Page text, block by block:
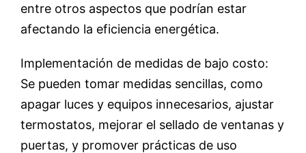
entre otros aspectos que podrían estar
afectando la eficiencia energética.
Implementación de medidas de bajo costo:
Se pueden tomar medidas sencillas, como
apagar luces y equipos innecesarios, ajustar
termostatos, mejorar el sellado de ventanas y
puertas, y promover prácticas de uso